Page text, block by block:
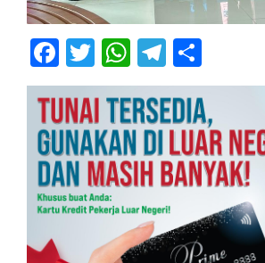
Facebook
Twitter
WhatsApp
Telegram